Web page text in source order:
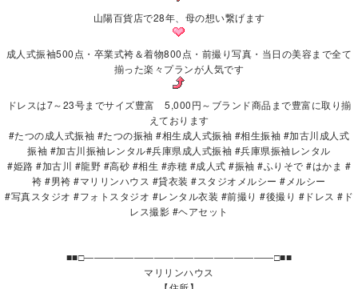
山陽百貨店で28年、母の想い繋げます
成人式振袖500点・卒業式袴＆着物800点・前撮り写真・当日の美容まで全て
揃った楽々プランが人気です
ドレスは7～23号までサイズ豊富 5,000円～ブランド商品まで豊富に取り揃
えております
#たつの成人式振袖 #たつの振袖 #相生成人式振袖 #相生振袖 #加古川成人式
振袖 #加古川振袖レンタル#兵庫県成人式振袖 #兵庫県振袖レンタル
#姫路 #加古川 #龍野 #高砂 #相生 #赤穂 #成人式 #振袖 #ふりそで #はかま #
袴 #男袴 #マリリンハウス #貸衣装 #スタジオメルシー #メルシー
#写真スタジオ #フォトスタジオ #レンタル衣装 #前撮り #後撮り #ドレス #ド
レス撮影 #ヘアセット
■■□―――――――――――――――――――□■■
マリリンハウス